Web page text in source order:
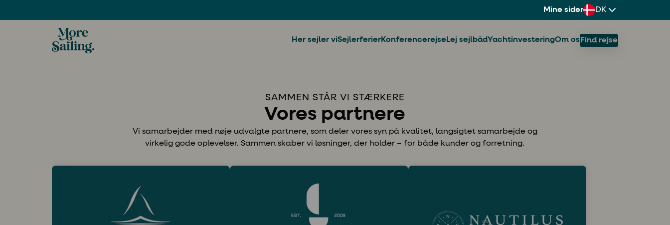
Mine sider DK
Her sejler viSejlerferierKonferencerejseLej sejlbådYachtinvesteringOm os Find rejse
SAMMEN STÅR VI STÆRKERE
Vores partnere
Vi samarbejder med nøje udvalgte partnere, som deler vores syn på kvalitet, langsigtet samarbejde og
virkelig gode oplevelser. Sammen skaber vi løsninger, der holder – for både kunder og forretning.